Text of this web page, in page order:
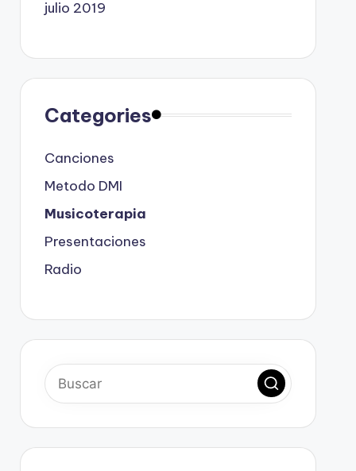
julio 2019
Categories
Canciones
Metodo DMI
Musicoterapia
Presentaciones
Radio